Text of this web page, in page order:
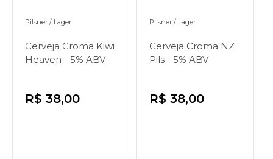
Pilsner / Lager
Cerveja Croma Kiwi
Heaven - 5% ABV
R$ 38,00
Pilsner / Lager
Cerveja Croma NZ
Pils - 5% ABV
R$ 38,00